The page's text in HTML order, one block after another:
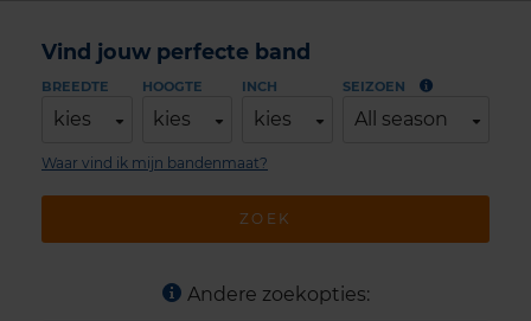
Vind jouw perfecte band
BREEDTE
kies
HOOGTE
kies
INCH
kies
SEIZOEN
All season
ZOEK
Waar vind ik mijn bandenmaat?
Andere zoekopties: